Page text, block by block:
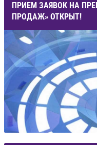
ПРИЕМ ЗАЯВОК НА
ПРОДАЖ» ОТКРЫТ!